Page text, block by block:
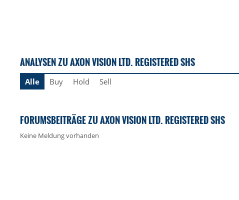
ANALYSEN ZU AXON VISION LTD. REGISTERED SHS
Alle Buy Hold Sell
FORUMSBEITRÄGE ZU AXON VISION LTD. REGISTERED SHS
Keine Meldung vorhanden